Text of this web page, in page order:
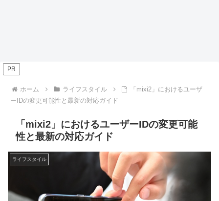
PR
ホーム ライフスタイル
「mixi2」におけるユーザ
ーIDの変更可能性と最新の対応ガイド
「mixi2」におけるユーザーIDの変更可能
性と最新の対応ガイド
ライフスタイル